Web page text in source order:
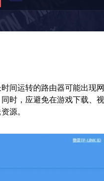
间运转的路由器可能出现
时，应避免在游戏下载、
源。